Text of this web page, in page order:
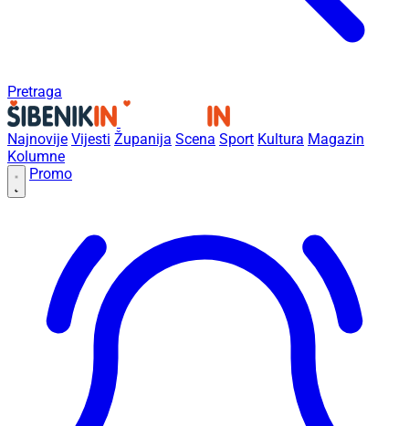
Pretraga
Najnovije Vijesti Županija Scena Sport Kultura Magazin
Kolumne
Promo